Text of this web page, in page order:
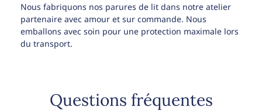
Nous fabriquons nos parures de lit dans notre atelier
partenaire avec amour et sur commande. Nous
emballons avec soin pour une protection maximale lors
du transport.
Questions fréquentes